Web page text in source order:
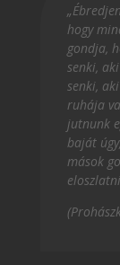
hogy
gondja,
senki,
senki,
ruhája
jutnunk
baját
mások